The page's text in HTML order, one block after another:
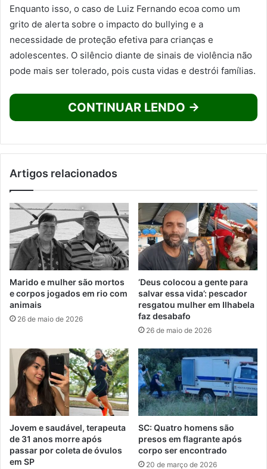
Enquanto isso, o caso de Luiz Fernando ecoa como um
grito de alerta sobre o impacto do bullying e a
necessidade de proteção efetiva para crianças e
adolescentes. O silêncio diante de sinais de violência não
pode mais ser tolerado, pois custa vidas e destrói famílias.
CONTINUAR LENDO →
Artigos relacionados
Marido e mulher são mortos
e corpos jogados em rio com
animais
26 de maio de 2026
‘Deus colocou a gente para
salvar essa vida’: pescador
resgatou mulher em Ilhabela
faz desabafo
26 de maio de 2026
Jovem e saudável, terapeuta
de 31 anos morre após
passar por coleta de óvulos
em SP
SC: Quatro homens são
presos em flagrante após
corpo ser encontrado
20 de março de 2026